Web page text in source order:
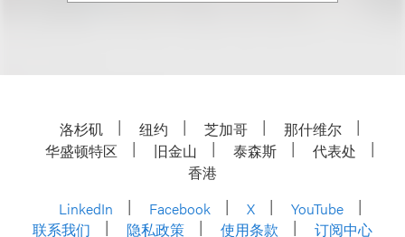
洛杉矶 纽约 芝加哥
那什维尔
华盛顿特区
旧金山 泰森斯
代表处
香港
LinkedIn
Facebook X
YouTube
联系我们
隐私政策 使用条款 订阅中心